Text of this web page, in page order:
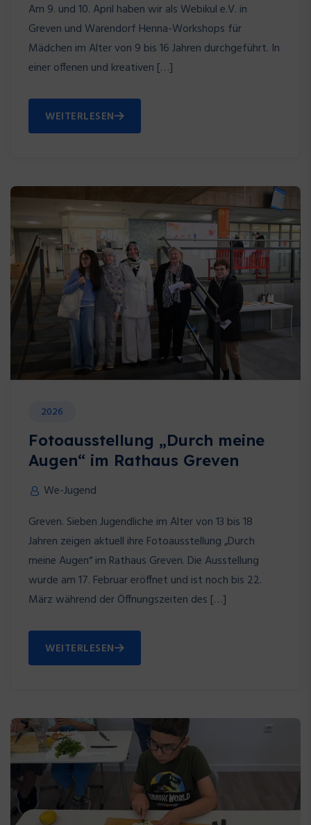
Am 9. und 10. April haben wir als Webikul e.V. in
Greven und Warendorf Henna-Workshops für
Mädchen im Alter von 9 bis 16 Jahren durchgeführt. In
einer offenen und kreativen […]
WEITERLESEN
2026
Fotoausstellung „Durch meine
Augen“ im Rathaus Greven
We-Jugend
Greven. Sieben Jugendliche im Alter von 13 bis 18
Jahren zeigen aktuell ihre Fotoausstellung „Durch
meine Augen“ im Rathaus Greven. Die Ausstellung
wurde am 17. Februar eröffnet und ist noch bis 22.
März während der Öffnungszeiten des […]
WEITERLESEN